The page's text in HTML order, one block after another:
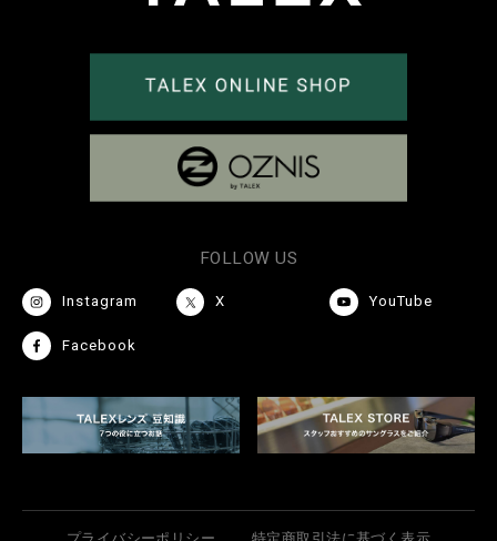
FOLLOW US
Instagram X YouTube
Facebook